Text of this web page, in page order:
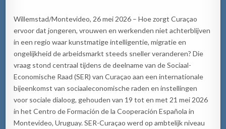
Willemstad/Montevideo, 26 mei 2026 – Hoe zorgt Curaçao
ervoor dat jongeren, vrouwen en werkenden niet achterblijven
in een regio waar kunstmatige intelligentie, migratie en
ongelijkheid de arbeidsmarkt steeds sneller veranderen? Die
vraag stond centraal tijdens de deelname van de Sociaal-
Economische Raad (SER) van Curaçao aan een internationale
bijeenkomst van sociaaleconomische raden en instellingen
voor sociale dialoog, gehouden van 19 tot en met 21 mei 2026
in het Centro de Formación de la Cooperación Española in
Montevideo, Uruguay. SER-Curaçao werd op ambtelijk niveau